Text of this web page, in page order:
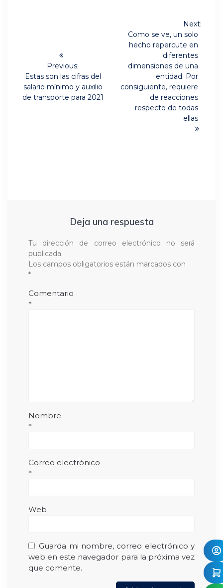
entradas
Previous:
Previous
post:
Estas son las cifras del
salario mínimo y auxilio
de transporte para 2021
Next:
Next
post:
Como se ve, un solo
hecho repercute en
diferentes
dimensiones de una
entidad. Por
consiguiente, requiere
de reacciones
respecto de todas
ellas
Deja una respuesta
Tu dirección de correo electrónico no será
publicada.
Los campos obligatorios están marcados con
*
Comentario
*
Nombre
*
Correo electrónico
*
Web
Guarda mi nombre, correo electrónico y
web en este navegador para la próxima vez
que comente.